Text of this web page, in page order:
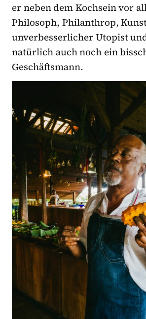
er neben dem Kochsein vor
Philosoph, Philanthrop,
unverbesserlicher Utopist
natürlich auch noch ein
Geschäftsmann.